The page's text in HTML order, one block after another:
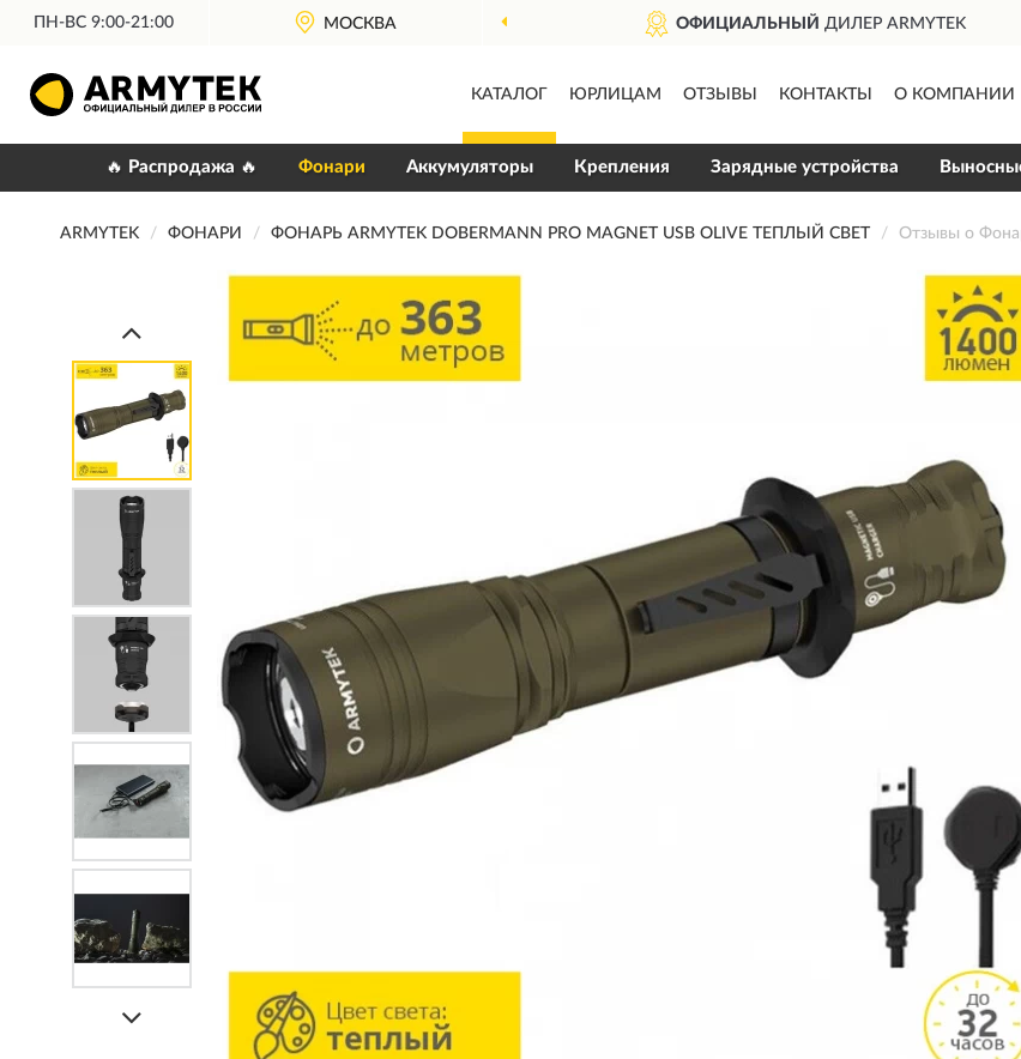
ПН-ВС 9:00-21:00 МОСКВА ОФИЦИАЛЬНЫЙ ДИЛЕР ARMYTEK
КАТАЛОГ ЮРЛИЦАМ ОТЗЫВЫ КОНТАКТЫ О КОМПАНИИ
🔥 Распродажа 🔥 Фонари Аккумуляторы Крепления Зарядные устройства
ARMYTEK ФОНАРИ ФОНАРЬ ARMYTEK DOBERMANN PRO MAGNET USB OLIVE ТЕПЛЫЙ СВЕТ Отзывы о